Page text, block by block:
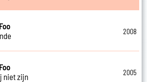
2008
niet zijn
2005